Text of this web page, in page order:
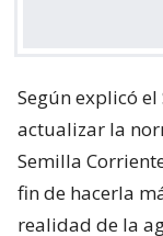
Según explicó
actualizar la
Semilla
fin de hacerla
realidad de la